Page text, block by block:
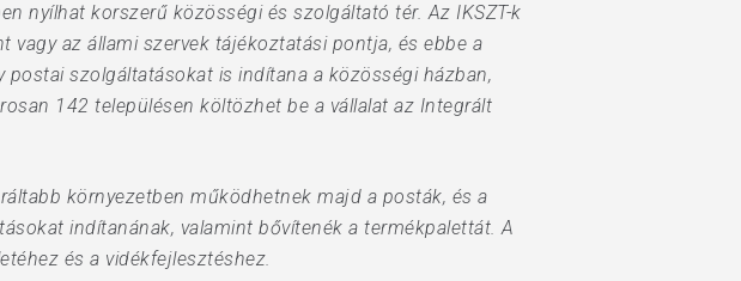
nyílhat korszerű közösségi és szolgáltató tér. Az IKSZT-k
az állami szervek tájékoztatási pontja, és ebbe a
szolgáltatásokat is indítana a közösségi házban,
142 településen költözhet be a vállalat az Integrált
környezetben működhetnek majd a posták, és a
indítanának, valamint bővítenék a termékpalettát. A
és a vidékfejlesztéshez.